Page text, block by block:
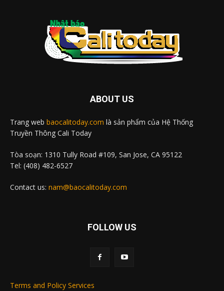
ABOUT US
Trang web baocalitoday.com là sản phẩm của Hệ Thống
Truyền Thông Cali Today
Tòa soạn: 1310 Tully Road #109, San Jose, CA 95122
Tel: (408) 482-6527
Contact us: nam@baocalitoday.com
FOLLOW US
Terms and Policy Services